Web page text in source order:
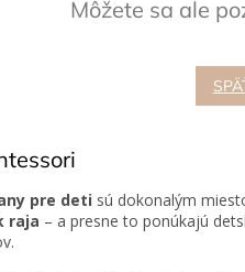
Môžete sa ale
pre deti sú dokonalým
raja – a presne to ponúkajú